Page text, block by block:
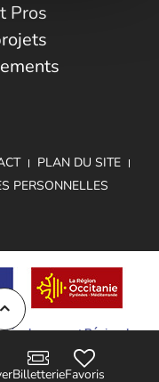
BilletterieFavoris
Pros
PLAN DU SITE
PERSONNELLES
Régional